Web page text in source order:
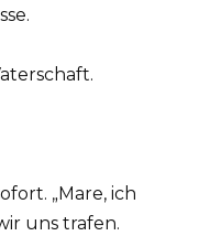
„Mare, ich
uns trafen.